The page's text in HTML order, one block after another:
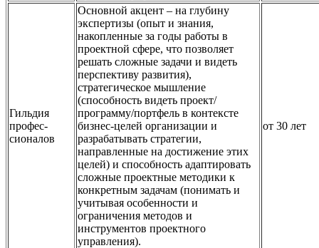
Гильдия
профес-
сионалов
Основной акцент – на глубину
экспертизы (опыт и знания,
накопленные за годы работы в
проектной сфере, что позволяет
решать сложные задачи и видеть
перспективу развития),
стратегическое мышление
(способность видеть проект/
программу/портфель в контексте
бизнес-целей организации и
разрабатывать стратегии,
направленные на достижение этих
целей) и способность адаптировать
сложные проектные методики к
конкретным задачам (понимать и
учитывая особенности и
ограничения методов и
инструментов проектного
управления).
от 30 лет